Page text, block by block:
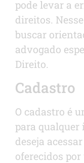
pode levar a
direitos.
buscar
advogado
Direito.
Cadastro
O cadastro é
para qualquer
deseja
oferecidos